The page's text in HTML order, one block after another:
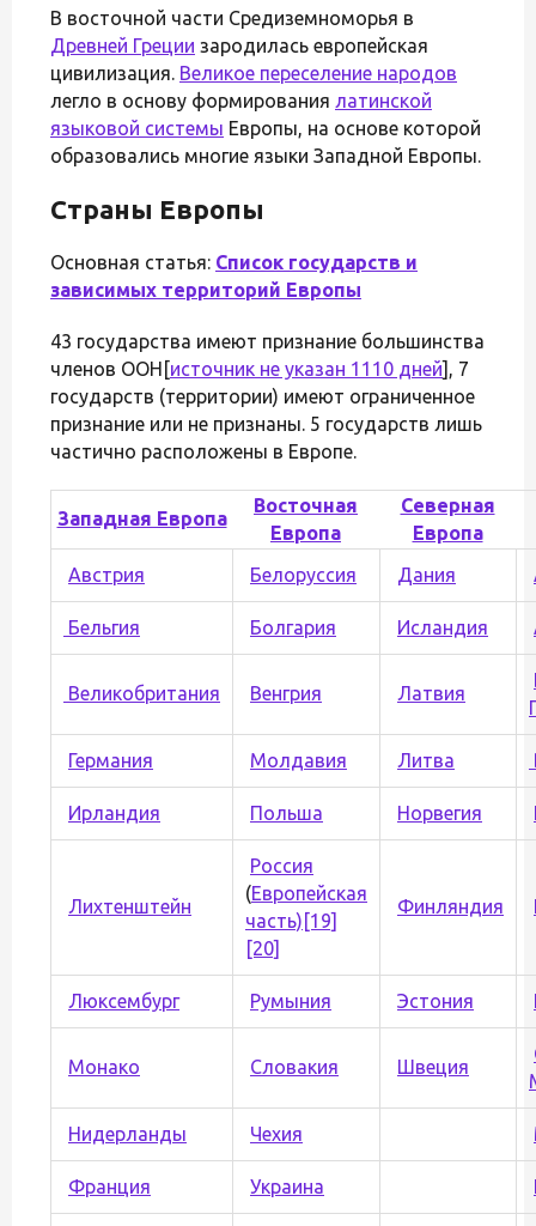
В восточной части Средиземноморья в
Древней Греции зародилась европейская
цивилизация. Великое переселение народов
легло в основу формирования латинской
языковой системы Европы, на основе которой
образовались многие языки Западной Европы.
Страны Европы
Основная статья: Список государств и
зависимых территорий Европы
43 государства имеют признание большинства
членов ООН[источник не указан 1110 дней], 7
государств (территории) имеют ограниченное
признание или не признаны. 5 государств лишь
частично расположены в Европе.
Западная Европа
Восточная
Европа
Северная
Европа
Австрия
Белоруссия Дания
Бельгия Болгария Исландия
Великобритания Венгрия Латвия
Германия Молдавия Литва
Ирландия Польша Норвегия
Лихтенштейн
Россия
(Европейская
часть) [19]
[20]
Финляндия
Люксембург Румыния Эстония
Монако Словакия Швеция
Нидерланды Чехия
Франция Украина